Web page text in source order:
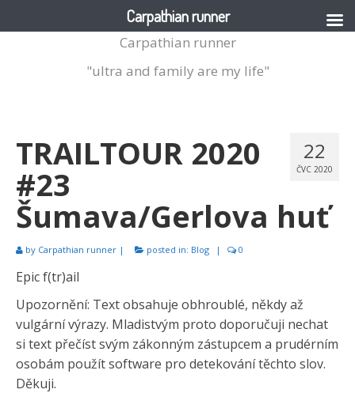
Carpathian runner
"ultra and family are my life"
22
ČVC 2020
TRAILTOUR 2020
#23
Šumava/Gerlova huť
by Carpathian runner | posted in: Blog | 0
Epic f(tr)ail
Upozornění: Text obsahuje obhroublé, někdy až
vulgární výrazy. Mladistvým proto doporučuji nechat
si text přečíst svým zákonným zástupcem a prudérním
osobám použít software pro detekování těchto slov.
Děkuji.
Carpathian runner